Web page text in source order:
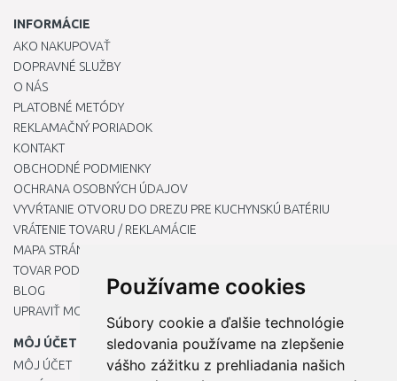
Používame cookies
Súbory cookie a ďalšie technológie
sledovania používame na zlepšenie
vášho zážitku z prehliadania našich
INFORMÁCIE
AKO NAKUPOVAŤ
DOPRAVNÉ SLUŽBY
O NÁS
PLATOBNÉ METÓDY
REKLAMAČNÝ PORIADOK
KONTAKT
OBCHODNÉ PODMIENKY
OCHRANA OSOBNÝCH ÚDAJOV
VYVŔTANIE OTVORU DO DREZU PRE KUCHYNSKÚ BATÉRIU
VRÁTENIE TOVARU / REKLAMÁCIE
MAPA STRÁNOK
TOVAR PODĽA ZNAČIEK
BLOG
UPRAVIŤ MOJE PREDVOĽBY COOKIES
MÔJ ÚČET
MÔJ ÚČET